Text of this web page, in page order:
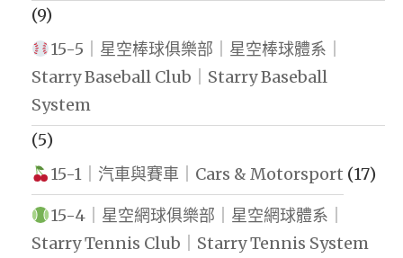
(9)
15-5｜星空棒球俱樂部｜星空棒球體系｜
Starry Baseball Club｜Starry Baseball
System
(5)
15-1｜汽車與賽車｜Cars & Motorsport (17)
15-4｜星空網球俱樂部｜星空網球體系｜
Starry Tennis Club｜Starry Tennis System